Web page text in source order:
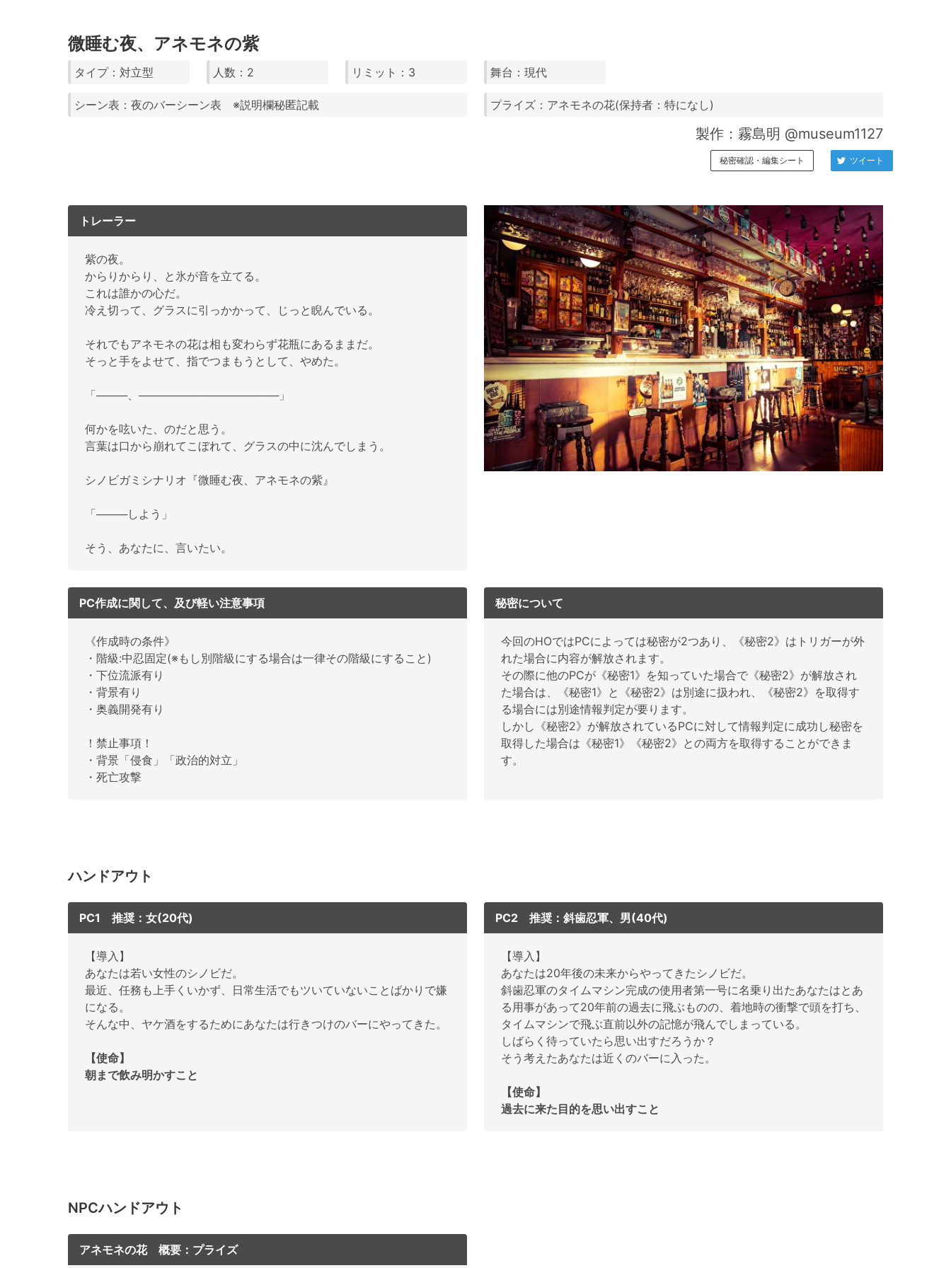
微睡む夜、アネモネの紫
タイプ：対立型 人数：2 リミット：3 舞台：現代
シーン表：夜のバーシーン表 ※説明欄秘匿記載 プライズ：アネモネの花(保持者：特になし)
製作：霧島明 @museum1127
秘密確認・編集シート ツイート
トレーラー
紫の夜。
からりからり、と氷が音を立てる。
これは誰かの心だ。
冷え切って、グラスに引っかかって、じっと睨んでいる。
それでもアネモネの花は相も変わらず花瓶にあるままだ。
そっと手をよせて、指でつまもうとして、やめた。
「────、──────────────────」
何かを呟いた、のだと思う。
言葉は口から崩れてこぼれて、グラスの中に沈んでしまう。
シノビガミシナリオ『微睡む夜、アネモネの紫』
「────しよう」
そう、あなたに、言いたい。
PC作成に関して、及び軽い注意事項
《作成時の条件》
・階級:中忍固定(※もし別階級にする場合は一律その階級にすること)
・下位流派有り
・背景有り
・奥義開発有り
！禁止事項！
・背景「侵食」「政治的対立」
・死亡攻撃
秘密について
今回のHOではPCによっては秘密が2つあり、《秘密2》はトリガーが外
れた場合に内容が解放されます。
その際に他のPCが《秘密1》を知っていた場合で《秘密2》が解放され
た場合は、《秘密1》と《秘密2》は別途に扱われ、《秘密2》を取得す
る場合には別途情報判定が要ります。
しかし《秘密2》が解放されているPCに対して情報判定に成功し秘密を
取得した場合は《秘密1》《秘密2》との両方を取得することができま
す。
ハンドアウト
PC1 推奨：女(20代)
【導入】
あなたは若い女性のシノビだ。
最近、任務も上手くいかず、日常生活でもツいていないことばかりで嫌
になる。
そんな中、ヤケ酒をするためにあなたは行きつけのバーにやってきた。
【使命】
朝まで飲み明かすこと
PC2 推奨：斜歯忍軍、男(40代)
【導入】
あなたは20年後の未来からやってきたシノビだ。
斜歯忍軍のタイムマシン完成の使用者第一号に名乗り出たあなたはとあ
る用事があって20年前の過去に飛ぶものの、着地時の衝撃で頭を打ち、
タイムマシンで飛ぶ直前以外の記憶が飛んでしまっている。
しばらく待っていたら思い出すだろうか？
そう考えたあなたは近くのバーに入った。
【使命】
過去に来た目的を思い出すこと
NPCハンドアウト
アネモネの花 概要：プライズ